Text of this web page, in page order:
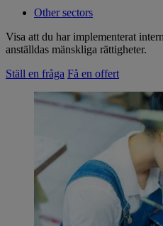
Other sectors
Visa att du har implementerat
anställdas mänskliga rättigheter.
Ställ en fråga Få en offert